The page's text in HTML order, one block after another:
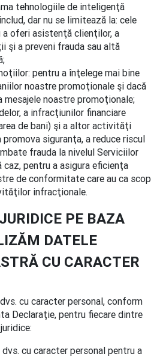
tehnologiile de inteligenţă
dar nu se limitează la: cele
oferi asistenţă clienţilor, a
şi a preveni frauda sau altă
pentru a înţelege mai bine
noastre promoţionale şi dacă
noastre promoţionale;
a infracţiunilor financiare
de bani) şi a altor activităţi
promova siguranţa, a reduce riscul
frauda la nivelul Serviciilor
caz, pentru a asigura eficienţa
de conformitate care au ca scop
infracţionale.
PE BAZA
DATELE
CU CARACTER
cu caracter personal, conform
Declaraţie, pentru fiecare dintre
cu caracter personal pentru a